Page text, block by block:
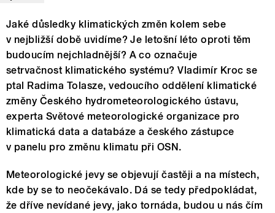
Jaké důsledky klimatických změn kolem sebe
v nejbližší době uvidíme? Je letošní léto oproti těm
budoucím nejchladnější? A co označuje
setrvačnost klimatického systému? Vladimír Kroc se
ptal Radima Tolasze, vedoucího oddělení klimatické
změny Českého hydrometeorologického ústavu,
experta Světové meteorologické organizace pro
klimatická data a databáze a českého zástupce
v panelu pro změnu klimatu při OSN.
Meteorologické jevy se objevují častěji a na místech,
kde by se to neočekávalo. Dá se tedy předpokládat,
že dříve nevídané jevy, jako tornáda, budou u nás čím